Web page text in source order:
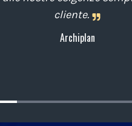
cliente.
Archiplan